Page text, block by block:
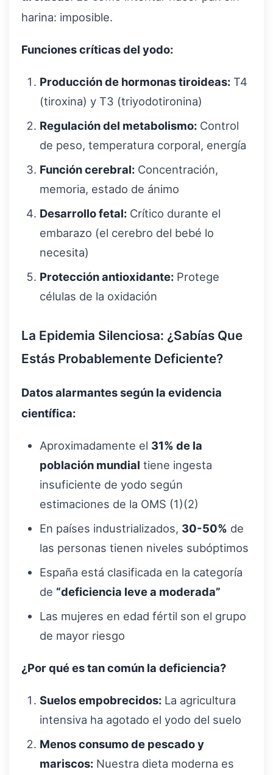
harina: imposible.
Funciones críticas del yodo:
Producción de hormonas tiroideas: T4
(tiroxina) y T3 (triyodotironina)
Regulación del metabolismo: Control
de peso, temperatura corporal, energía
Función cerebral: Concentración,
memoria, estado de ánimo
Desarrollo fetal: Crítico durante el
embarazo (el cerebro del bebé lo
necesita)
Protección antioxidante: Protege
células de la oxidación
La Epidemia Silenciosa: ¿Sabías Que
Estás Probablemente Deficiente?
Datos alarmantes según la evidencia
científica:
Aproximadamente el 31% de la
población mundial tiene ingesta
insuficiente de yodo según
estimaciones de la OMS (1)(2)
En países industrializados, 30-50% de
las personas tienen niveles subóptimos
España está clasificada en la categoría
de “deficiencia leve a moderada”
Las mujeres en edad fértil son el grupo
de mayor riesgo
¿Por qué es tan común la deficiencia?
Suelos empobrecidos: La agricultura
intensiva ha agotado el yodo del suelo
Menos consumo de pescado y
mariscos: Nuestra dieta moderna es